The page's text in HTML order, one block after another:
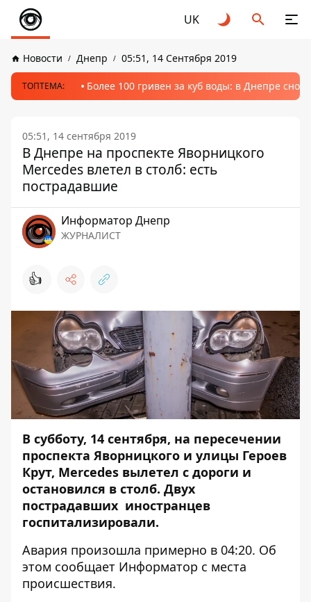
UK
Новости Днепр 05:51, 14 Сентября 2019
ТОПТЕМА: Более 100 гривен за куб воды: в Днепре
05:51, 14 сентября 2019
В Днепре на проспекте Яворницкого
Меrcedes влетел в столб: есть
пострадавшие
Информатор Днепр
ЖУРНАЛИСТ
👍
В субботу, 14 сентября, на пересечении
проспекта Яворницкого и улицы Героев
Крут, Mercedes вылетел с дороги и
остановился в столб. Двух
пострадавших иностранцев
госпитализировали.
Авария произошла примерно в 04:20. Об
этом сообщает Информатор с места
происшествия.